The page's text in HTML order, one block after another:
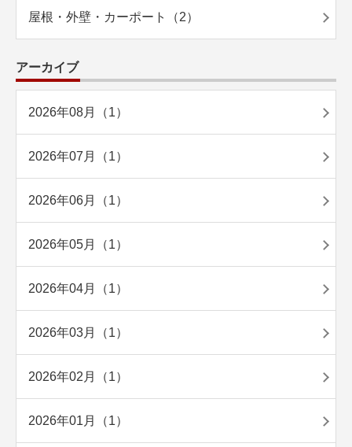
屋根・外壁・カーポート（2）
アーカイブ
2026年08月（1）
2026年07月（1）
2026年06月（1）
2026年05月（1）
2026年04月（1）
2026年03月（1）
2026年02月（1）
2026年01月（1）